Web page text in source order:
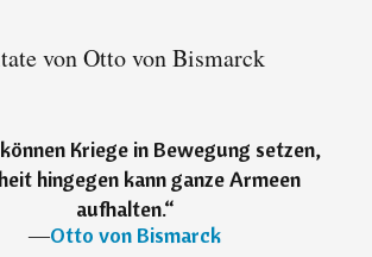
von Otto von Bismarck
Kriege in Bewegung setzen,
hingegen kann ganze Armeen
aufhalten.“
―Otto von Bismarck